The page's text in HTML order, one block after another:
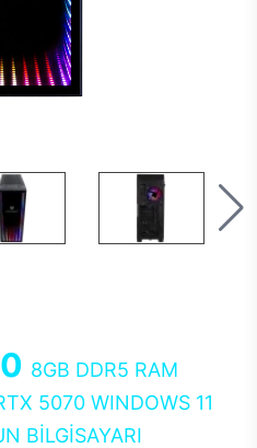
8GB DDR5 RAM
5070 WINDOWS 11
BİLGİSAYARI